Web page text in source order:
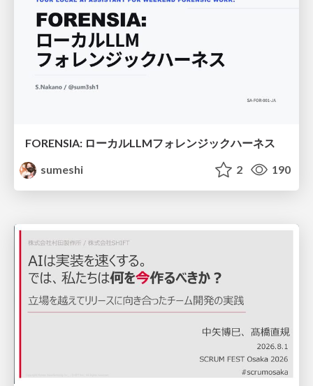
FORENSIA: ローカルLLMフォレンジックハーネス
sumeshi
2 190